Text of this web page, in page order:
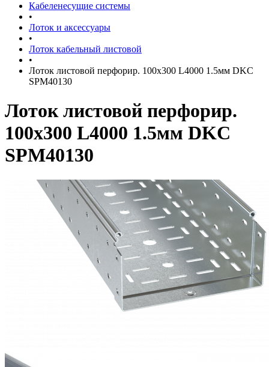
Кабеленесущие системы
•
Лоток и аксессуары
•
Лоток кабельный листовой
•
Лоток листовой перфорир. 100х300 L4000 1.5мм DKC
SPM40130
Лоток листовой перфорир.
100х300 L4000 1.5мм DKC
SPM40130